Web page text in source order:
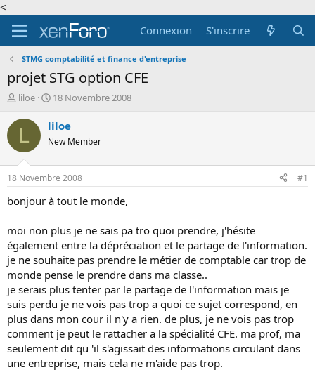
<
Connexion
S'inscrire
STMG comptabilité et finance d'entreprise
projet STG option CFE
A
t
r
d
e
l
i
s
c
u
s
s
i
o
n
liloe
D
t
d
é
b
18 Novembre 2008
L liloe
New Member
18 Novembre 2008 #1
bonjour à tout le monde,
moi non plus je ne sais pa tro quoi prendre, j'hésite
également entre la dépréciation et le partage de l'information.
je ne souhaite pas prendre le métier de comptable car trop de
monde pense le prendre dans ma classe..
je serais plus tenter par le partage de l'information mais je
suis perdu je ne vois pas trop a quoi ce sujet correspond, en
plus dans mon cour il n'y a rien. de plus, je ne vois pas trop
comment je peut le rattacher a la spécialité CFE. ma prof, ma
seulement dit qu 'il s'agissait des informations circulant dans
une entreprise, mais cela ne m'aide pas trop.